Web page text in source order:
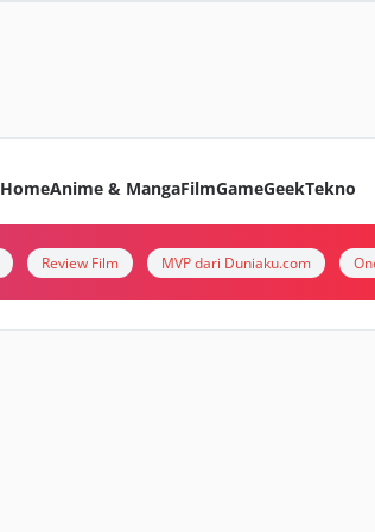
HomeAnime & MangaFilmGameGeekTekno
Review Film MVP dari Duniaku.com